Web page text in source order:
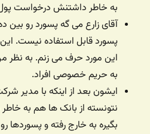
به خاطر داشتنش درخواست
آقای زارع می گه پسورد رو بین
پسورد قابل استفاده نیست. این
این مورد حرف می زنم. به نظر
به حریم خصوصی افراد.
ایشون بعد از اینکه با مدیر
نتونسته از بانک ها هم به
بگیره به خارج رفته و پسوردها